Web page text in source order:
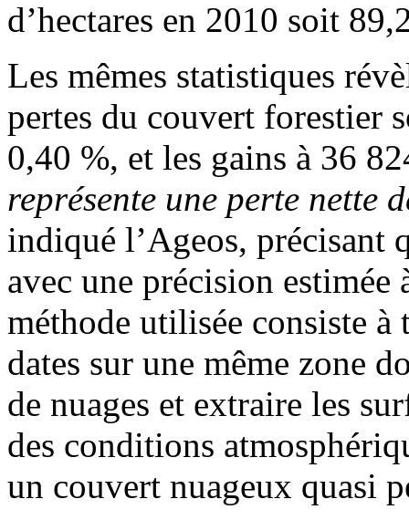
d’hectares en 2010 soit
Les mêmes statistiques
pertes du couvert forestier
0,40 %, et les gains à 36
représente une perte nette
indiqué l’Ageos, précisant
avec une précision estimée
méthode utilisée consiste
dates sur une même zone
de nuages et extraire les
des conditions
un couvert nuageux quasi